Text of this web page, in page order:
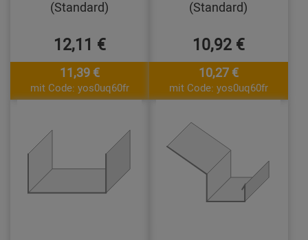
(Standard)
12,11 €
11,39 €
mit Code: yos0uq60fr
(Standard)
10,92 €
10,27 €
mit Code: yos0uq60fr